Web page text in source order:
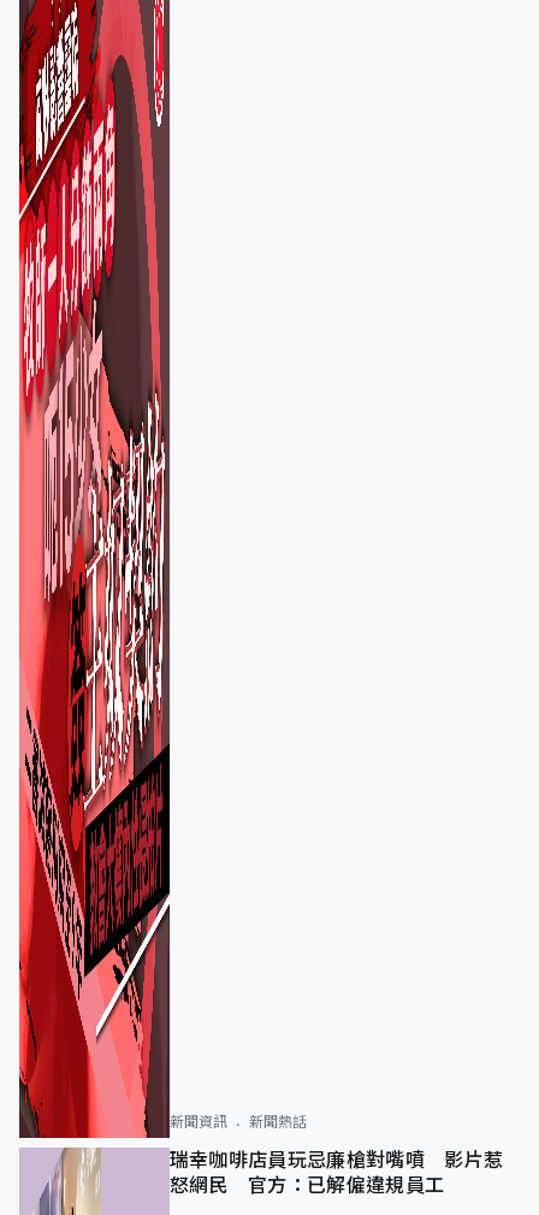
新聞資訊 新聞熱話
瑞幸咖啡店員玩忌廉槍對嘴噴 影片惹
怒網民 官方：已解僱違規員工